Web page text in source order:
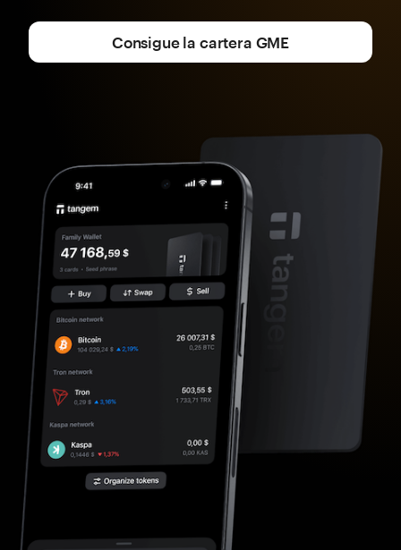
Consigue la cartera GME